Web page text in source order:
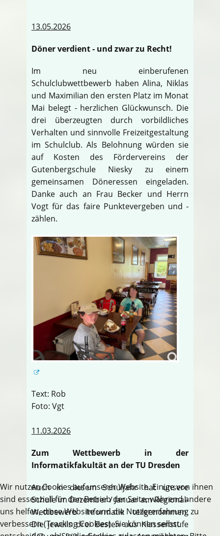
13.05.2026
Döner verdient - und zwar zu Recht!
Im neu einberufenen
Schulclubwettbewerb haben Alina, Niklas
und Maximilian den ersten Platz im Monat
Mai belegt - herzlichen Glückwunsch. Die
drei überzeugten durch vorbildliches
Verhalten und sinnvolle Freizeitgestaltung
im Schulclub. Als Belohnung würden sie
auf Kosten des Fördervereins der
Gutenbergschule Niesky zu einem
gemeinsamen Döneressen eingeladen.
Danke auch an Frau Becker und Herrn
Vogt für das faire Punktevergeben und -
zählen.
Text: Rob
Foto: Vgt
11.03.2026
Zum Wettbewerb in der
Informatikfakultät an der TU Dresden
Auch in diesem Schuljahr hat unsere
Schule im Dezember / Januar am Regional-
Wettbewerb Informatik teilgenommen.
Die jeweils drei Besten aus Klassenstufe
Wir nutzen Cookies auf unserer Website. Einige von ihnen
sind essenziell für den Betrieb der Seite, während andere
uns helfen, diese Website und die Nutzererfahrung zu
verbessern (Tracking Cookies). Sie können selbst